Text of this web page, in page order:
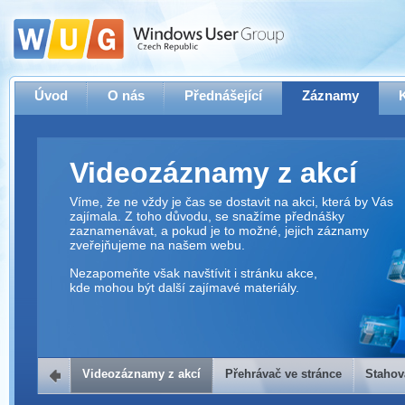
Úvod O nás Přednášející Záznamy
Videozáznamy z akcí
Víme, že ne vždy je čas se dostavit na akci, která by Vás
zajímala. Z toho důvodu, se snažíme přednášky
zaznamenávat, a pokud je to možné, jejich záznamy
zveřejňujeme na našem webu.
Nezapomeňte však navštívit i stránku akce,
kde mohou být další zajímavé materiály.
Přehrávač ve stránce
Videozáznamy z akcí Přehrávač ve stránce